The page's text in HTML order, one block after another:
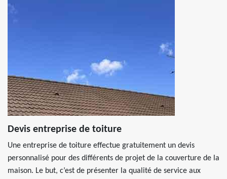
Devis entreprise de toiture
Une entreprise de toiture effectue gratuitement un devis
personnalisé pour des différents de projet de la couverture de la
maison. Le but, c’est de présenter la qualité de service aux